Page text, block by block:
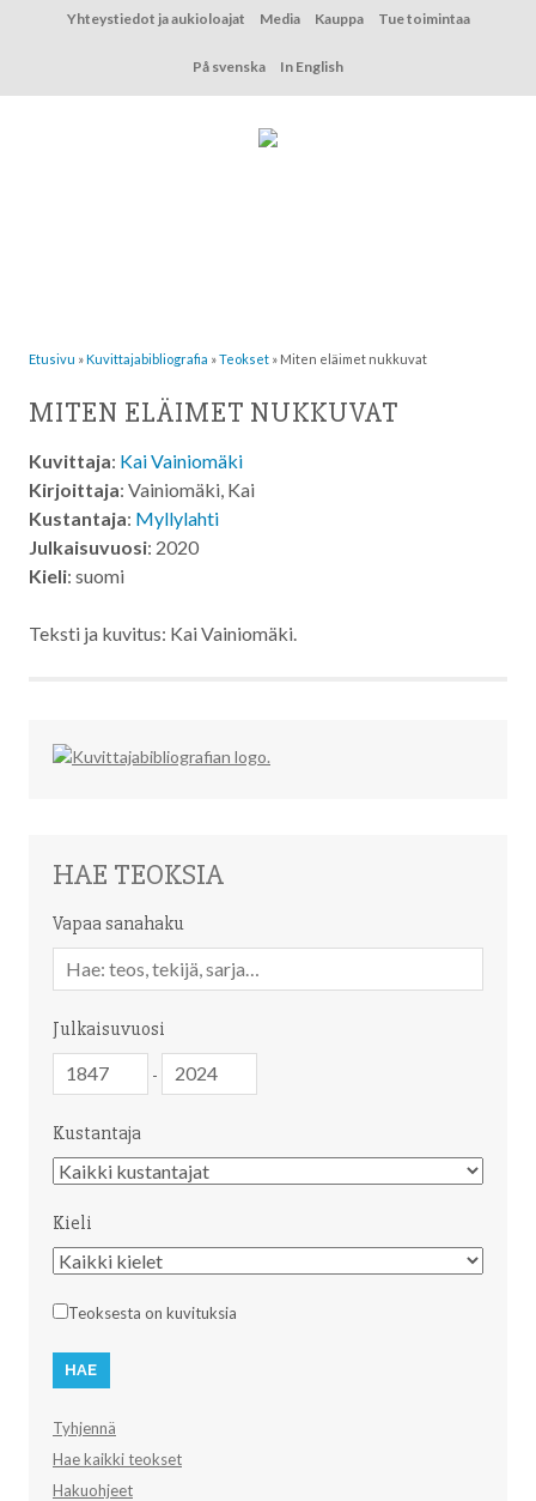
Yhteystiedot ja aukioloajat Media Kauppa Tue toimintaa
På svenska In English
Etusivu »Kuvittaja­bibliografia »Teokset » Miten eläimet nukkuvat
MITEN ELÄIMET NUKKUVAT
Kuvittaja: Kai Vainiomäki
Kirjoittaja: Vainiomäki, Kai
Kustantaja: Myllylahti
Julkaisuvuosi: 2020
Kieli: suomi
Teksti ja kuvitus: Kai Vainiomäki.
HAE TEOKSIA
Vapaa sanahaku
sanahaku
Julkaisuvuosi
-
Kustantaja
Kustantaja
Kieli
Kieli
Teoksesta on kuvituksia
Tyhjennä
Hae kaikki teokset
Hakuohjeet